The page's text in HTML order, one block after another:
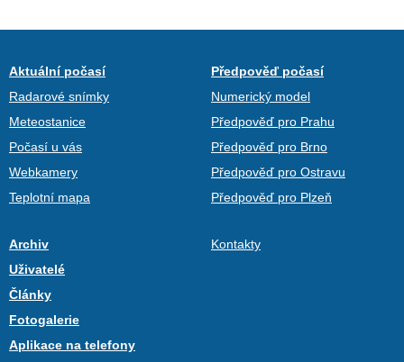
Aktuální počasí
Radarové snímky
Meteostanice
Počasí u vás
Webkamery
Teplotní mapa
Předpověď počasí
Numerický model
Předpověď pro Prahu
Předpověď pro Brno
Předpověď pro Ostravu
Předpověď pro Plzeň
Archiv
Uživatelé
Články
Fotogalerie
Aplikace na telefony
Kontakty